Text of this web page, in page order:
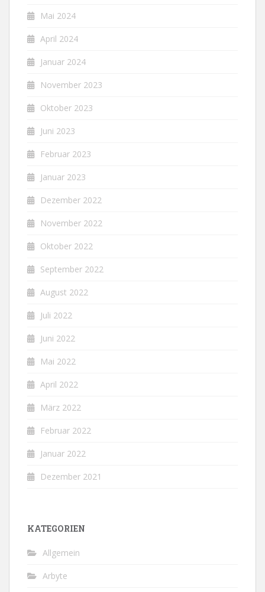
Mai 2024
April 2024
Januar 2024
November 2023
Oktober 2023
Juni 2023
Februar 2023
Januar 2023
Dezember 2022
November 2022
Oktober 2022
September 2022
August 2022
Juli 2022
Juni 2022
Mai 2022
April 2022
März 2022
Februar 2022
Januar 2022
Dezember 2021
KATEGORIEN
Allgemein
Arbyte